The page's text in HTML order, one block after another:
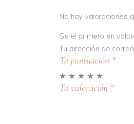
No hay valoraciones
Sé el primero en
Tu dirección de
Tu puntuación *
Tu valoración *